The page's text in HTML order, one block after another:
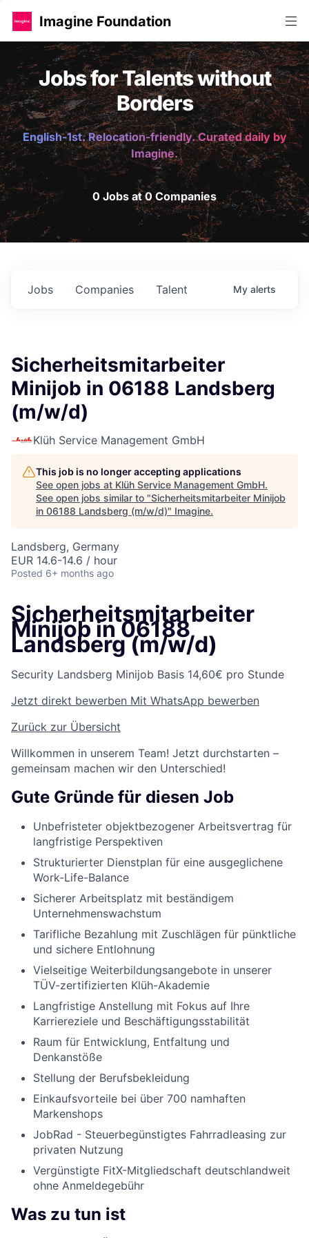
Imagine Foundation
Jobs for Talents without
Borders
English-1st. Relocation-friendly. Curated daily by
Imagine.
0 Jobs at 0 Companies
Jobs Companies Talent My alerts
Sicherheitsmitarbeiter
Minijob in 06188 Landsberg
(m/w/d)
Klüh Service Management GmbH
This job is no longer accepting applications
See open jobs at Klüh Service Management GmbH.
See open jobs similar to "Sicherheitsmitarbeiter Minijob
in 06188 Landsberg (m/w/d)" Imagine.
Landsberg, Germany
EUR 14.6-14.6 / hour
Posted 6+ months ago
Sicherheitsmitarbeiter
Minijob in 06188
Landsberg (m/w/d)
Security Landsberg Minijob Basis 14,60€ pro Stunde
Jetzt direkt bewerben Mit WhatsApp bewerben
Zurück zur Übersicht
Willkommen in unserem Team! Jetzt durchstarten –
gemeinsam machen wir den Unterschied!
Gute Gründe für diesen Job
Unbefristeter objektbezogener Arbeitsvertrag für
langfristige Perspektiven
Strukturierter Dienstplan für eine ausgeglichene
Work-Life-Balance
Sicherer Arbeitsplatz mit beständigem
Unternehmenswachstum
Tarifliche Bezahlung mit Zuschlägen für pünktliche
und sichere Entlohnung
Vielseitige Weiterbildungsangebote in unserer
TÜV-zertifizierten Klüh-Akademie
Langfristige Anstellung mit Fokus auf Ihre
Karriereziele und Beschäftigungsstabilität
Raum für Entwicklung, Entfaltung und
Denkanstöße
Stellung der Berufsbekleidung
Einkaufsvorteile bei über 700 namhaften
Markenshops
JobRad - Steuerbegünstigtes Fahrradleasing zur
privaten Nutzung
Vergünstigte FitX-Mitgliedschaft deutschlandweit
ohne Anmeldegebühr
Was zu tun ist